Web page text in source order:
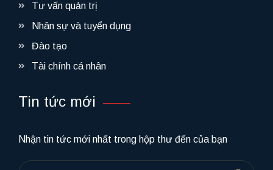
Tư vấn quản trị
Nhân sự và tuyển dụng
Đào tạo
Tài chính cá nhân
Tin tức mới
Nhận tin tức mới nhất trong hộp thư đến của bạn